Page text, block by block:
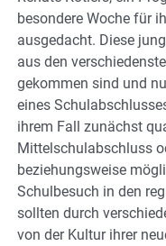
besondere Woche für
ausgedacht. Diese
aus den
gekommen sind und
eines
ihrem Fall zunächst
Mittelschulabschluss
beziehungsweise
Schulbesuch in den
sollten durch
von der Kultur ihrer